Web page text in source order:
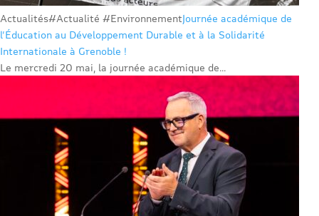
Actualités#Actualité #EnvironnementJournée académique de
l’Éducation au Développement Durable et à la Solidarité
Internationale à Grenoble !
Le mercredi 20 mai, la journée académique de...